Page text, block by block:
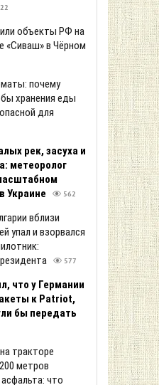
объекты РФ на
«Сиваш» в Чёрном
почему
хранения еды
для
рек, засуха и
метеоролог
Украине
562
вблизи
упал и взорвался
577
что у Германии
к Patriot,
бы передать
тракторе
метров
что